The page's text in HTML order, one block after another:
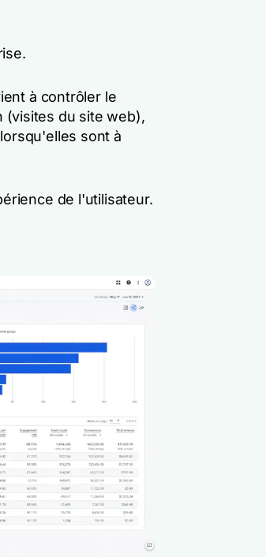
à contrôler le
(visites du site web),
sont à
de l'utilisateur.